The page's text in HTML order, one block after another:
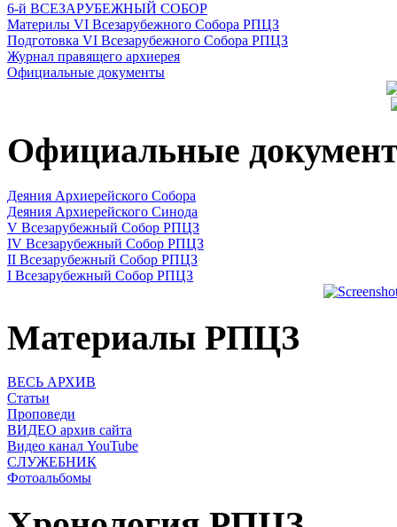
6-й ВСЕЗАРУБЕЖНЫЙ СОБОР
Материлы VI Всезарубежного Собора РПЦЗ
Подготовка VI Всезарубежного Собора РПЦЗ
Журнал правящего архиерея
Официальные документы
Официальные
Деяния Архиерейского Собора
Деяния Архиерейского Синода
V Всезарубежный Собор РПЦЗ
IV Всезарубежный Собор РПЦЗ
II Всезарубежный Собор РПЦЗ
I Всезарубежный Собор РПЦЗ
Материалы РПЦЗ
ВЕСЬ АРХИВ
Статьи
Проповеди
ВИДЕО архив сайта
Видео канал YouTube
СЛУЖЕБНИК
Фотоальбомы